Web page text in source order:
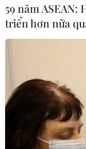
59 năm
triển hơn nữa